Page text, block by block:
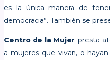
es la única manera de
democracia”. También se
Centro de la Mujer: presta
a mujeres que vivan, o